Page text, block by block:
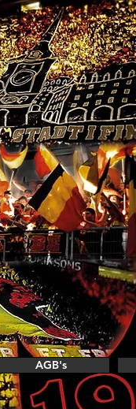
AGB's